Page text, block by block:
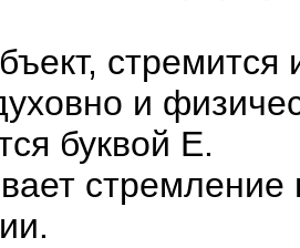
и
буквой Е.
стремление